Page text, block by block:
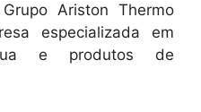
Ariston Thermo
especializada em
e produtos de